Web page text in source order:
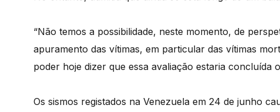
“Não temos a possibilidade, neste momento, de
apuramento das vítimas, em particular das vítimas
poder hoje dizer que essa avaliação estaria concluída
Os sismos registados na Venezuela em 24 de junho